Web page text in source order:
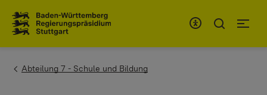
You are here:
Abteilung 7 - Schule und Bildung